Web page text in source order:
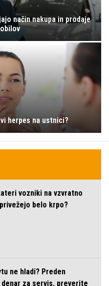
način nakupa in prodaje
herpes na ustnici?
vozniki na vzvratno
belo krpo?
ne hladi? Preden
za servis, preverite